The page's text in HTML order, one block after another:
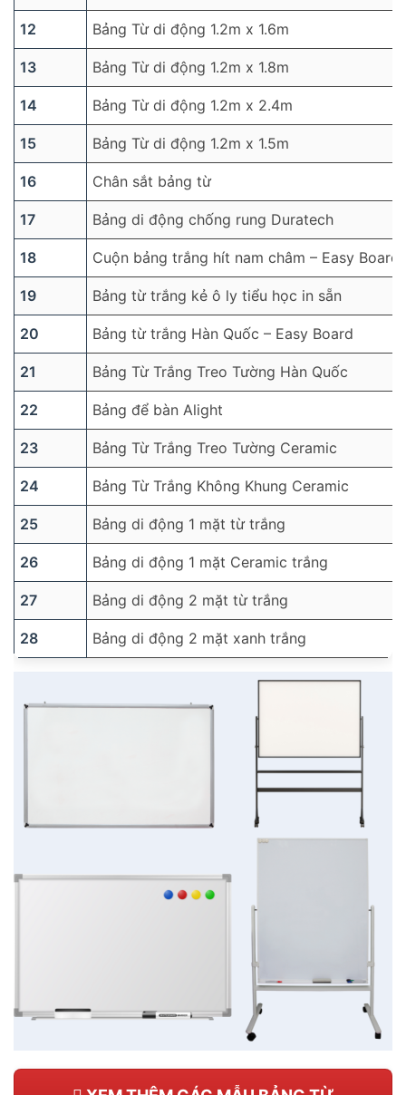
12 Bảng Từ di động 1.2m x 1.6m
13 Bảng Từ di động 1.2m x 1.8m
14 Bảng Từ di động 1.2m x 2.4m
15 Bảng Từ di động 1.2m x 1.5m
16 Chân sắt bảng từ
17 Bảng di động chống rung Duratech
18 Cuộn bảng trắng hít nam châm – Easy Board
19 Bảng từ trắng kẻ ô ly tiểu học in sẵn
20 Bảng từ trắng Hàn Quốc – Easy Board
21 Bảng Từ Trắng Treo Tường Hàn Quốc
22 Bảng để bàn Alight
23 Bảng Từ Trắng Treo Tường Ceramic
24 Bảng Từ Trắng Không Khung Ceramic
25 Bảng di động 1 mặt từ trắng
26 Bảng di động 1 mặt Ceramic trắng
27 Bảng di động 2 mặt từ trắng
28 Bảng di động 2 mặt xanh trắng